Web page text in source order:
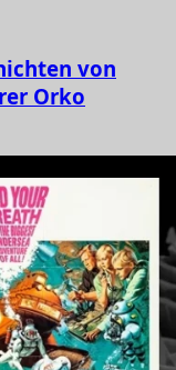
von
Orko